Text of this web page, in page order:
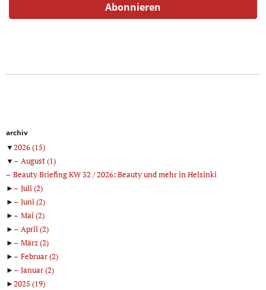
archiv
▼2026(15)
▼
August(1)
Beauty Briefing KW 32 / 2026: Beauty und mehr in Helsinki
►
Juli(2)
►
Juni(2)
►
Mai(2)
►
April(2)
►
März(2)
►
Februar(2)
►
Januar(2)
►2025 (19)